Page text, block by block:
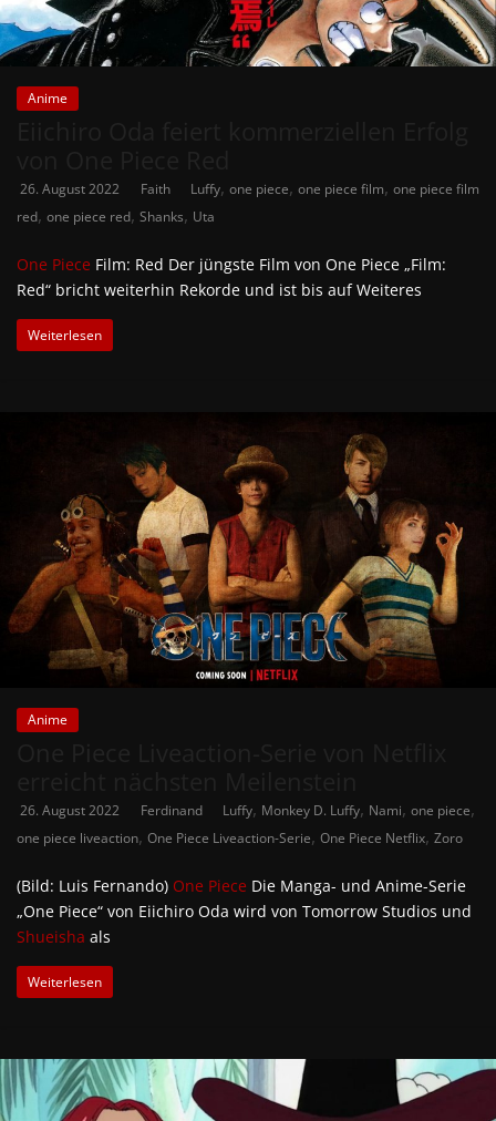
Anime
26. August 2022 Faith Luffy, one piece, one piece film, one piece film
red, one piece red, Shanks, Uta
One Piece Film: Red Der jüngste Film von One Piece „Film:
Red“ bricht weiterhin Rekorde und ist bis auf Weiteres
Weiterlesen
Anime
26. August 2022 Ferdinand Luffy, Monkey D. Luffy, Nami, one piece,
one piece liveaction, One Piece Liveaction-Serie, One Piece Netflix, Zoro
(Bild: Luis Fernando) One Piece Die Manga- und Anime-Serie
„One Piece“ von Eiichiro Oda wird von Tomorrow Studios und
Shueisha als
Weiterlesen